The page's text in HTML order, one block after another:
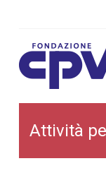
Cerca
adulti
Attività